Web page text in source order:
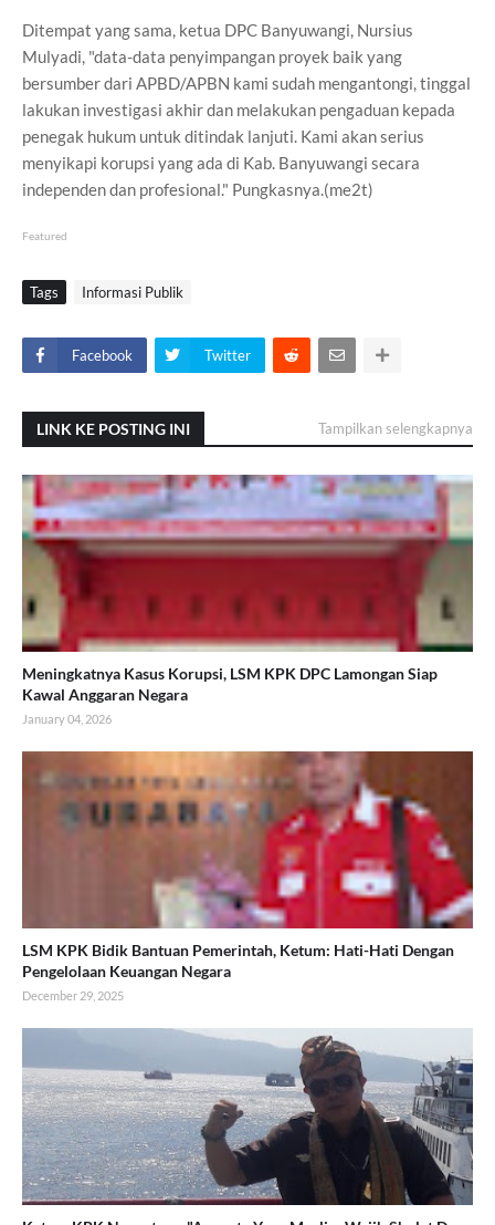
Ditempat yang sama, ketua DPC Banyuwangi, Nursius
Mulyadi, "data-data penyimpangan proyek baik yang
bersumber dari APBD/APBN kami sudah mengantongi, tinggal
lakukan investigasi akhir dan melakukan pengaduan kepada
penegak hukum untuk ditindak lanjuti. Kami akan serius
menyikapi korupsi yang ada di Kab. Banyuwangi secara
independen dan profesional." Pungkasnya.(me2t)
Featured
Tags Informasi Publik
Facebook Twitter
LINK KE POSTING INI Tampilkan selengkapnya
Meningkatnya Kasus Korupsi, LSM KPK DPC Lamongan Siap
Kawal Anggaran Negara
January 04, 2026
LSM KPK Bidik Bantuan Pemerintah, Ketum: Hati-Hati Dengan
Pengelolaan Keuangan Negara
December 29, 2025